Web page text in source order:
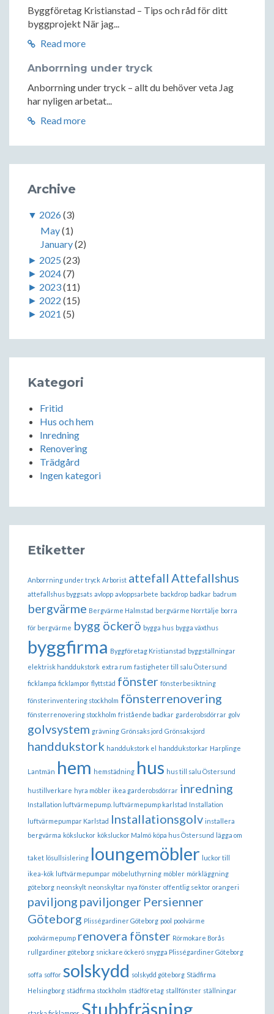
Byggföretag Kristianstad – Tips och råd för ditt
byggprojekt När jag...
Read more
Anborrning under tryck
Anborrning under tryck – allt du behöver veta Jag
har nyligen arbetat...
Read more
Archive
▼ 2026(3)
May(1)
January(2)
► 2025 (23)
► 2024(7)
► 2023(11)
► 2022 (15)
► 2021 (5)
Kategori
Fritid
Hus och hem
Inredning
Renovering
Trädgård
Ingen kategori
Etiketter
Anborrning under tryck Arborist attefall Attefallshus
attefallshus byggsats avlopp avloppsarbete backdrop badkar badrum
bergvärme Bergvärme Halmstad bergvärme Norrtälje borra
för bergvärme bygg öckerö bygga hus bygga växthus
byggfirma Byggföretag Kristianstad byggställningar
elektrisk handdukstork extra rum fastigheter till salu Östersund
ficklampa ficklampor flyttstäd fönster fönsterbesiktning
fönsterinventering stockholm fönsterrenovering
fönsterrenovering stockholm fristående badkar garderobsdörrar golv
golvsystem grävning Grönsaks jord Grönsaksjord
handdukstork handdukstork el handdukstorkar Harplinge
Lantmän hem hemstädning hus hus till salu Östersund
hustillverkare hyra möbler ikea garderobsdörrar inredning
Installation luftvärmepump. luftvärmepump karlstad Installation
luftvärmepumpar Karlstad Installationsgolv installera
bergvärma köksluckor köksluckor Malmö köpa hus Östersund lägga om
taket lösullsislering loungemöbler
luckor till
ikea-kök luftvärmepumpar möbeluthyrning möbler mörkläggning
göteborg neonskylt neonskyltar nya fönster offentlig sektor orangeri
paviljong paviljonger Persienner
Göteborg Plisségardiner Göteborg pool poolvärme
poolvärmepump renovera fönster Rörmokare Borås
rullgardiner göteborg snickare öckerö snygga Plisségardiner Göteborg
soffa soffor solskydd solskydd göteborg Städfirma
Helsingborg städfirma stockholm städföretag stallfönster ställningar
Stubbfräsning